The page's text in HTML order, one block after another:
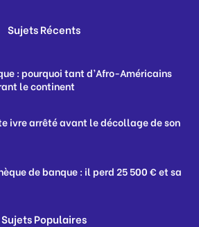
Sujets Récents
: pourquoi tant d’Afro-Américains
le continent
ivre arrêté avant le décollage de son
de banque : il perd 25 500 € et sa
Sujets Populaires